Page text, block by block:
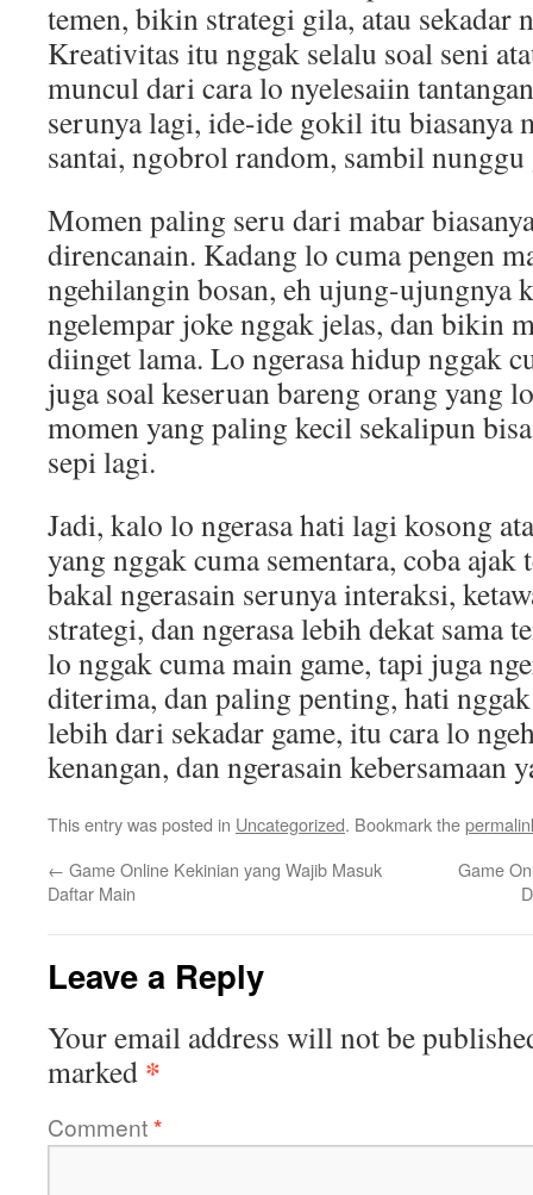
temen, bikin strategi gila, atau sekadar
Kreativitas itu nggak selalu soal seni
muncul dari cara lo nyelesaiin
serunya lagi, ide-ide gokil itu biasanya
santai, ngobrol random, sambil
Momen paling seru dari mabar
direncanain. Kadang lo cuma pengen
ngehilangin bosan, eh ujung-ujungnya
ngelempar joke nggak jelas, dan bikin
diinget lama. Lo ngerasa hidup nggak
juga soal keseruan bareng orang yang
momen yang paling kecil sekalipun
sepi lagi.
Jadi, kalo lo ngerasa hati lagi kosong
yang nggak cuma sementara, coba
bakal ngerasain serunya interaksi,
strategi, dan ngerasa lebih dekat sama
lo nggak cuma main game, tapi juga
diterima, dan paling penting, hati
lebih dari sekadar game, itu cara lo
kenangan, dan ngerasain kebersamaan
This entry was posted in Uncategorized. Bookmark the
← Game Online Kekinian yang Wajib Masuk
Daftar Main
Game
Leave a Reply
Your email address will not be
marked *
Comment*